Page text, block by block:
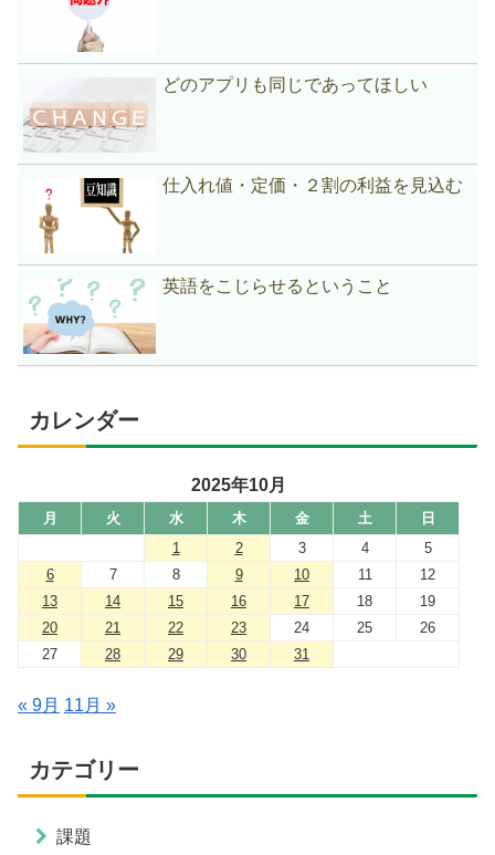
どのアプリも同じであってほしい
仕入れ値・定価・２割の利益を見込む
英語をこじらせるということ
カレンダー
2025年10月
月 火 水 木 金 土
日
1
2 3 4
5
6
7 8 9 10 11
12
13
14 15 16 17 18
19
20
21 22 23 24 25
26
27
28 29 30 31
« 9月 11月 »
カテゴリー
課題